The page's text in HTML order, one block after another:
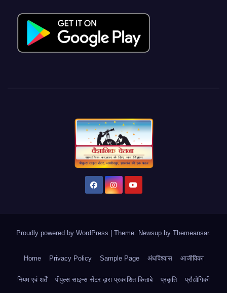
Proudly powered by WordPress Theme: Newsup by Themeansar.
Home Privacy Policy Sample Page अंधविश्वास आजीविका
नियम एवं शर्तें पीपुल्स साइन्स सेंटर द्वारा प्रकाशित किताबे प्रकृति प्रौद्योगिकी